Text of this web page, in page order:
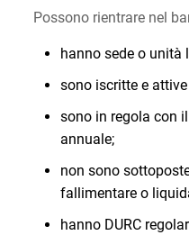
Possono rientrare nel
hanno sede o unità
sono iscritte e
sono in regola con
annuale;
non sono
fallimentare o
hanno DURC